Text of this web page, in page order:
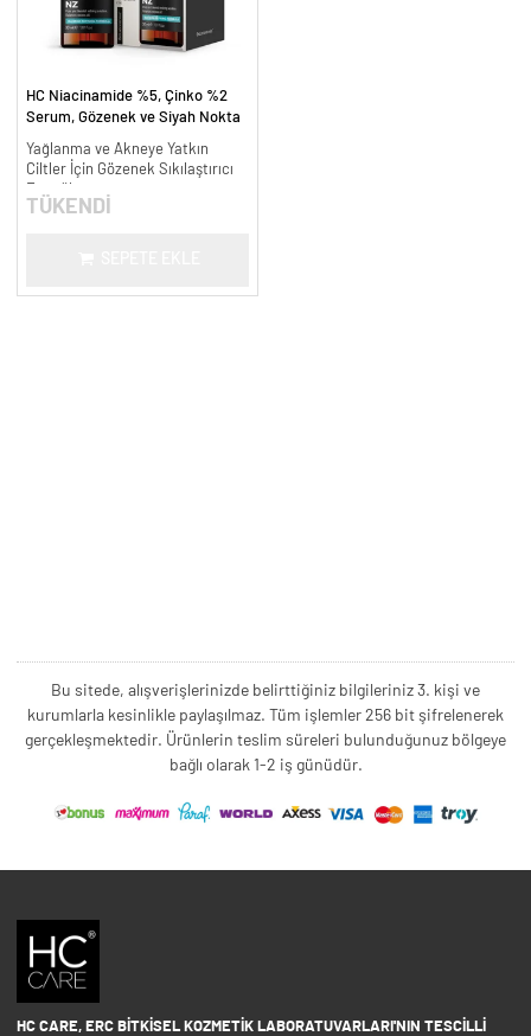
HC Niacinamide %5, Çinko %2
Serum, Gözenek ve Siyah Nokta
30 ml.
Yağlanma ve Akneye Yatkın
Ciltler İçin Gözenek Sıkılaştırıcı
TÜKENDİ
Bu sitede, alışverişlerinizde belirttiğiniz bilgileriniz 3. kişi ve
kurumlarla kesinlikle paylaşılmaz. Tüm işlemler 256 bit şifrelenerek
gerçekleşmektedir. Ürünlerin teslim süreleri bulunduğunuz bölgeye
bağlı olarak 1-2 iş günüdür.
HC CARE, ERC BITKISEL KOZMETIK LABORATUVARLARI'NIN TESCILLI